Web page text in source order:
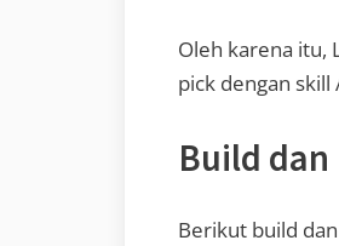
Oleh karena itu,
pick dengan skill
Build
Berikut build